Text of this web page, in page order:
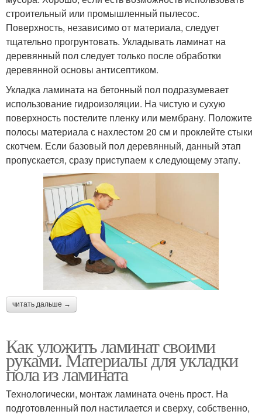
строительный или промышленный пылесос.
Поверхность, независимо от материала, следует
тщательно прогрунтовать. Укладывать ламинат на
деревянный пол следует только после обработки
деревянной основы антисептиком.
Укладка ламината на бетонный пол подразумевает
использование гидроизоляции. На чистую и сухую
поверхность постелите пленку или мембрану. Положите
полосы материала с нахлестом 20 см и проклейте стыки
скотчем. Если базовый пол деревянный, данный этап
пропускается, сразу приступаем к следующему этапу.
читать дальше →
Как уложить ламинат своими
руками. Материалы для укладки
пола из ламината
Технологически, монтаж ламината очень прост. На
подготовленный пол настилается и сверху, собственно,